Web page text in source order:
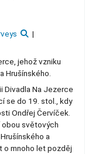
jehož vzniku
Hrušínského.
Divadla Na Jezerce
se do 19. stol., kdy
Ondřej Červíček.
světových
a
o mnoho let pozděj